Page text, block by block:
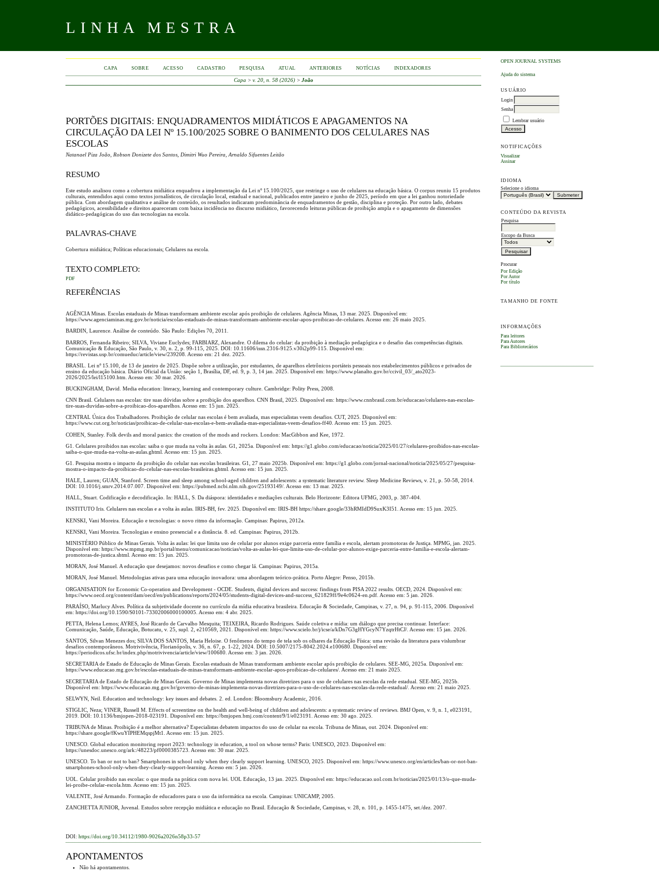
LINHA MESTRA
OPEN JOURNAL SYSTEMS
Ajuda do sistema
USUÁRIO
Login
Senha
Lembrar usuário
NOTIFICAÇÕES
Visualizar
Assinar
IDIOMA
Selecione o idioma
CONTEÚDO DA REVISTA
Pesquisa
Escopo da Busca
Procurar
Por Edição
Por Autor
Por título
TAMANHO DE FONTE
INFORMAÇÕES
Para leitores
Para Autores
Para Bibliotecários
CAPA SOBRE ACESSO CADASTRO PESQUISA ATUAL ANTERIORES NOTÍCIAS INDEXADORES
Capa > v. 20, n. 58 (2026)> João
PORTÕES DIGITAIS: ENQUADRAMENTOS MIDIÁTICOS E APAGAMENTOS NA
CIRCULAÇÃO DA LEI Nº 15.100/2025 SOBRE O BANIMENTO DOS CELULARES NAS
ESCOLAS
Natanael Piza João, Robson Donizete dos Santos, Dimitri Wuo Pereira, Arnaldo Sifuentes Leitão
RESUMO
Este estudo analisou como a cobertura midiática enquadrou a implementação da Lei nº 15.100/2025, que restringe o uso de celulares na educação básica. O corpus reuniu 15 produtos
culturais, entendidos aqui como textos jornalísticos, de circulação local, estadual e nacional, publicados entre janeiro e junho de 2025, período em que a lei ganhou notoriedade
pública. Com abordagem qualitativa e análise de conteúdo, os resultados indicaram predominância de enquadramentos de gestão, disciplina e proteção. Por outro lado, debates
pedagógicos, acessibilidade e direitos apareceram com baixa incidência no discurso midiático, favorecendo leituras públicas de proibição ampla e o apagamento de dimensões
didático-pedagógicas do uso das tecnologias na escola.
PALAVRAS-CHAVE
Cobertura midiática; Políticas educacionais; Celulares na escola.
TEXTO COMPLETO:
PDF
REFERÊNCIAS
AGÊNCIA Minas. Escolas estaduais de Minas transformam ambiente escolar após proibição de celulares. Agência Minas, 13 mar. 2025. Disponível em:
https://www.agenciaminas.mg.gov.br/noticia/escolas-estaduais-de-minas-transformam-ambiente-escolar-apos-proibicao-de-celulares. Acesso em: 26 maio 2025.
BARDIN, Laurence. Análise de conteúdo. São Paulo: Edições 70, 2011.
BARROS, Fernanda Ribeiro; SILVA, Viviane Euclydes; FARBIARZ, Alexandre. O dilema do celular: da proibição à mediação pedagógica e o desafio das competências digitais.
Comunicação & Educação, São Paulo, v. 30, n. 2, p. 99-115, 2025. DOI: 10.11606/issn.2316-9125.v30i2p99-115. Disponível em:
https://revistas.usp.br/comueduc/article/view/239208. Acesso em: 21 dez. 2025.
BRASIL. Lei nº 15.100, de 13 de janeiro de 2025. Dispõe sobre a utilização, por estudantes, de aparelhos eletrônicos portáteis pessoais nos estabelecimentos públicos e privados de
ensino da educação básica. Diário Oficial da União: seção 1, Brasília, DF, ed. 9, p. 3, 14 jan. 2025. Disponível em: https://www.planalto.gov.br/ccivil_03/_ato2023-
2026/2025/lei/l15100.htm. Acesso em: 30 mar. 2026.
BUCKINGHAM, David. Media education: literacy, learning and contemporary culture. Cambridge: Polity Press, 2008.
CNN Brasil. Celulares nas escolas: tire suas dúvidas sobre a proibição dos aparelhos. CNN Brasil, 2025. Disponível em: https://www.cnnbrasil.com.br/educacao/celulares-nas-escolas-
tire-suas-duvidas-sobre-a-proibicao-dos-aparelhos. Acesso em: 15 jun. 2025.
CENTRAL Única dos Trabalhadores. Proibição de celular nas escolas é bem avaliada, mas especialistas veem desafios. CUT, 2025. Disponível em:
https://www.cut.org.br/noticias/proibicao-de-celular-nas-escolas-e-bem-avaliada-mas-especialistas-veem-desafios-ff40. Acesso em: 15 jun. 2025.
COHEN, Stanley. Folk devils and moral panics: the creation of the mods and rockers. London: MacGibbon and Kee, 1972.
G1. Celulares proibidos nas escolas: saiba o que muda na volta às aulas. G1, 2025a. Disponível em: https://g1.globo.com/educacao/noticia/2025/01/27/celulares-proibidos-nas-escolas-
saiba-o-que-muda-na-volta-as-aulas.ghtml. Acesso em: 15 jun. 2025.
G1. Pesquisa mostra o impacto da proibição do celular nas escolas brasileiras. G1, 27 maio 2025b. Disponível em: https://g1.globo.com/jornal-nacional/noticia/2025/05/27/pesquisa-
mostra-o-impacto-da-proibicao-do-celular-nas-escolas-brasileiras.ghtml. Acesso em: 15 jun. 2025.
HALE, Lauren; GUAN, Stanford. Screen time and sleep among school-aged children and adolescents: a systematic literature review. Sleep Medicine Reviews, v. 21, p. 50-58, 2014.
DOI: 10.1016/j.smrv.2014.07.007. Disponível em: https://pubmed.ncbi.nlm.nih.gov/25193149/. Acesso em: 13 mar. 2025.
HALL, Stuart. Codificação e decodificação. In: HALL, S. Da diáspora: identidades e mediações culturais. Belo Horizonte: Editora UFMG, 2003, p. 387-404.
INSTITUTO Iris. Celulares nas escolas e a volta às aulas. IRIS-BH, fev. 2025. Disponível em: IRIS-BH https://share.google/33hRMIdD9SuxK3I51. Acesso em: 15 jun. 2025.
KENSKI, Vani Moreira. Educação e tecnologias: o novo ritmo da informação. Campinas: Papirus, 2012a.
KENSKI, Vani Moreira. Tecnologias e ensino presencial e a distância. 8. ed. Campinas: Papirus, 2012b.
MINISTÉRIO Público de Minas Gerais. Volta às aulas: lei que limita uso de celular por alunos exige parceria entre família e escola, alertam promotoras de Justiça. MPMG, jan. 2025.
Disponível em: https://www.mpmg.mp.br/portal/menu/comunicacao/noticias/volta-as-aulas-lei-que-limita-uso-de-celular-por-alunos-exige-parceria-entre-familia-e-escola-alertam-
promotoras-de-justica.shtml. Acesso em: 15 jun. 2025.
MORAN, José Manuel. A educação que desejamos: novos desafios e como chegar lá. Campinas: Papirus, 2015a.
MORAN, José Manuel. Metodologias ativas para uma educação inovadora: uma abordagem teórico-prática. Porto Alegre: Penso, 2015b.
ORGANISATION for Economic Co-operation and Development - OCDE. Students, digital devices and success: findings from PISA 2022 results. OECD, 2024. Disponível em:
https://www.oecd.org/content/dam/oecd/en/publications/reports/2024/05/students-digital-devices-and-success_621829ff/9e4c0624-en.pdf. Acesso em: 5 jan. 2026.
PARAÍSO, Marlucy Alves. Política da subjetividade docente no currículo da mídia educativa brasileira. Educação & Sociedade, Campinas, v. 27, n. 94, p. 91-115, 2006. Disponível
em: https://doi.org/10.1590/S0101-73302006000100005. Acesso em: 4 abr. 2025.
PETTA, Helena Lemos; AYRES, José Ricardo de Carvalho Mesquita; TEIXEIRA, Ricardo Rodrigues. Saúde coletiva e mídia: um diálogo que precisa continuar. Interface:
Comunicação, Saúde, Educação, Botucatu, v. 25, supl. 2, e210569, 2021. Disponível em: https://www.scielo.br/j/icse/a/kDn7G3gHYGcyN7YzqtrHtCJ/. Acesso em: 15 jan. 2026.
SANTOS, Silvan Menezes dos; SILVA DOS SANTOS, Maria Heloise. O fenômeno do tempo de tela sob os olhares da Educação Física: uma revisão da literatura para vislumbrar
desafios contemporâneos. Motrivivência, Florianópolis, v. 36, n. 67, p. 1-22, 2024. DOI: 10.5007/2175-8042.2024.e100680. Disponível em:
https://periodicos.ufsc.br/index.php/motrivivencia/article/view/100680. Acesso em: 3 jan. 2026.
SECRETARIA de Estado de Educação de Minas Gerais. Escolas estaduais de Minas transformam ambiente escolar após proibição de celulares. SEE-MG, 2025a. Disponível em:
https://www.educacao.mg.gov.br/escolas-estaduais-de-minas-transformam-ambiente-escolar-apos-proibicao-de-celulares/. Acesso em: 21 maio 2025.
SECRETARIA de Estado de Educação de Minas Gerais. Governo de Minas implementa novas diretrizes para o uso de celulares nas escolas da rede estadual. SEE-MG, 2025b.
Disponível em: https://www.educacao.mg.gov.br/governo-de-minas-implementa-novas-diretrizes-para-o-uso-de-celulares-nas-escolas-da-rede-estadual/. Acesso em: 21 maio 2025.
SELWYN, Neil. Education and technology: key issues and debates. 2. ed. London: Bloomsbury Academic, 2016.
STIGLIC, Neza; VINER, Russell M. Effects of screentime on the health and well-being of children and adolescents: a systematic review of reviews. BMJ Open, v. 9, n. 1, e023191,
2019. DOI: 10.1136/bmjopen-2018-023191. Disponível em: https://bmjopen.bmj.com/content/9/1/e023191. Acesso em: 30 ago. 2025.
TRIBUNA de Minas. Proibição é a melhor alternativa? Especialistas debatem impactos do uso de celular na escola. Tribuna de Minas, out. 2024. Disponível em:
https://share.google/fKwuYIPHEMqspjMt1. Acesso em: 15 jun. 2025.
UNESCO. Global education monitoring report 2023: technology in education, a tool on whose terms? Paris: UNESCO, 2023. Disponível em:
https://unesdoc.unesco.org/ark:/48223/pf0000385723. Acesso em: 30 mar. 2025.
UNESCO. To ban or not to ban? Smartphones in school only when they clearly support learning. UNESCO, 2025. Disponível em: https://www.unesco.org/en/articles/ban-or-not-ban-
smartphones-school-only-when-they-clearly-support-learning. Acesso em: 5 jan. 2026.
UOL. Celular proibido nas escolas: o que muda na prática com nova lei. UOL Educação, 13 jan. 2025. Disponível em: https://educacao.uol.com.br/noticias/2025/01/13/o-que-muda-
lei-proibe-celular-escola.htm. Acesso em: 15 jun. 2025.
VALENTE, José Armando. Formação de educadores para o uso da informática na escola. Campinas: UNICAMP, 2005.
ZANCHETTA JUNIOR, Juvenal. Estudos sobre recepção midiática e educação no Brasil. Educação & Sociedade, Campinas, v. 28, n. 101, p. 1455-1475, set./dez. 2007.
DOI:https://doi.org/10.34112/1980-9026a2026n58p33-57
APONTAMENTOS
Não há apontamentos.